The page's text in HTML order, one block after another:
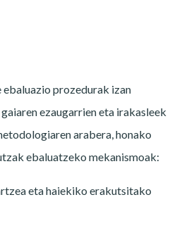
prozedurak izan
ezaugarrien eta irakasleek
arabera, honako
ebaluatzeko mekanismoak:
eta haiekiko erakutsitako